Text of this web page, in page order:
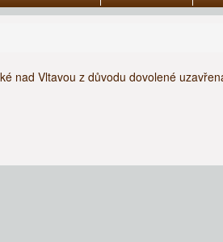
nad Vltavou z důvodu dovolené